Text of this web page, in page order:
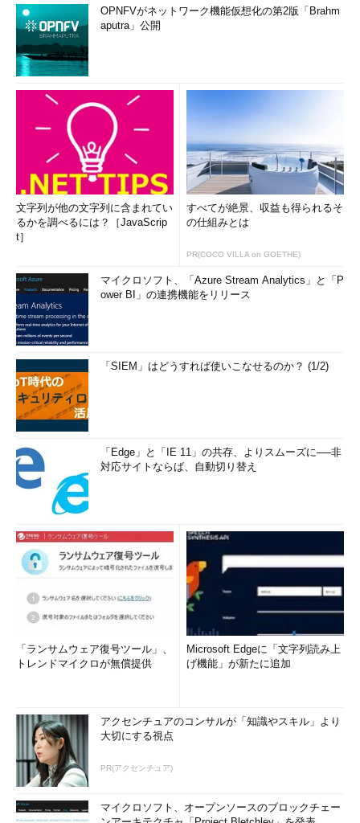
xfsdump -l 0 -f /backup/data.dump /data
（初回に/dataを/backup/data.dumpにバックアップする）
xfsdump -l 1 -f /backup/data.dump1 /data
（増分バックアップのレベル1、初回から変化した分だけをバ
ックアップする）
xfsdump -l 2 -f /backup/data.dump2 /data
（増分バックアップのレベル2を実行する。2より小さなレベ
ルのバックアップから変化した分だけをバックアップする）
では、ラベルの指定を省略するために、いったん標準出
力へ出力し、リダイレクトでファイルに保存しています。さらに
メッセージの出力を抑制するために「-v silent」オプションも指
定しました。
使用したコマンドラインは以下の通りです。
コマンド実行例
xfsdump -l 0 - -v silent /data > /backup/data.dump
（初回の処理）（画面3 ）
xfsdump -l 1 - -v silent /data > /backup/data.dump1
画面3 増分バックアップを実行したところ
バックアップから復元する
バックアップからの復元はxfsrestoreコマンドで行います（
面4）。増分バックアップを復元する場合は「-r」オプションを
す。
OPNFVがネットワーク機能仮想化の第2版「Brahm
aputra」公開
文字列が他の文字列に含まれてい
るかを調べるには？［JavaScrip
t］
すべてが絶景、収益も得られるそ
の仕組みとは
PR(COCO VILLA on GOETHE)
マイクロソフト、「Azure Stream Analytics」と「P
ower BI」の連携機能をリリース
「SIEM」はどうすれば使いこなせるのか？ (1/2)
「Edge」と「IE 11」の共存、よりスムーズに──非
対応サイトならば、自動切り替え
「ランサムウェア復号ツール」、
トレンドマイクロが無償提供
Microsoft Edgeに「文字列読み上
げ機能」が新たに追加
アクセンチュアのコンサルが「知識やスキル」より
大切にする視点
PR(アクセンチュア)
マイクロソフト、オープンソースのブロックチェー